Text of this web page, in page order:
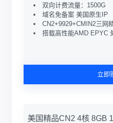
双向计费流量：1500G
域名免备案 美国原生IP
CN2+9929+CMIN2三网
搭载高性能AMD EPYC
立即
美国精品CN2 4核 8GB